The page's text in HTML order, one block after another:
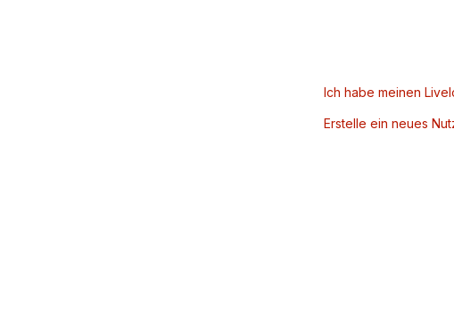
Ich habe meinen
Erstelle ein neues